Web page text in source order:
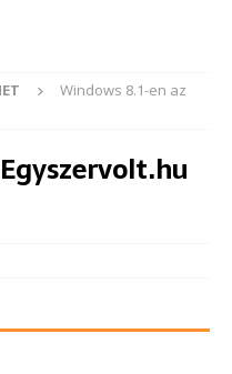
Windows 8.1-en az